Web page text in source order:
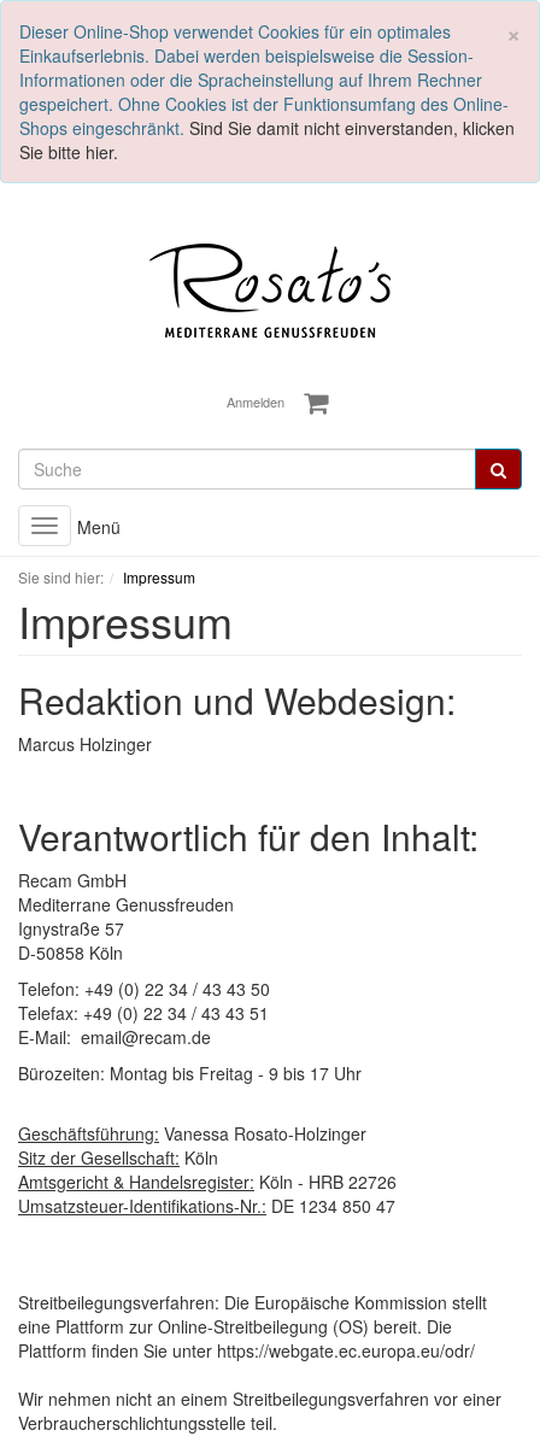
×
Dieser Online-Shop verwendet Cookies für ein optimales
Einkaufserlebnis. Dabei werden beispielsweise die Session-
Informationen oder die Spracheinstellung auf Ihrem Rechner
gespeichert. Ohne Cookies ist der Funktionsumfang des Online-
Shops eingeschränkt. Sind Sie damit nicht einverstanden, klicken
Sie bitte hier.
Anmelden
Toggle
navigation
Menü
Sie sind hier: Impressum
Impressum
Redaktion und Webdesign:
Marcus Holzinger
Verantwortlich für den Inhalt:
Recam GmbH
Mediterrane Genussfreuden
Ignystraße 57
D-50858 Köln
Telefon: +49 (0) 22 34 / 43 43 50
Telefax: +49 (0) 22 34 / 43 43 51
E-Mail: email@recam.de
Bürozeiten: Montag bis Freitag - 9 bis 17 Uhr
Geschäftsführung: Vanessa Rosato-Holzinger
Sitz der Gesellschaft: Köln
Amtsgericht & Handelsregister: Köln - HRB 22726
Umsatzsteuer-Identifikations-Nr.: DE 1234 850 47
Streitbeilegungsverfahren: Die Europäische Kommission stellt
eine Plattform zur Online-Streitbeilegung (OS) bereit. Die
Plattform finden Sie unter https://webgate.ec.europa.eu/odr/
Wir nehmen nicht an einem Streitbeilegungsverfahren vor einer
Verbraucherschlichtungsstelle teil.